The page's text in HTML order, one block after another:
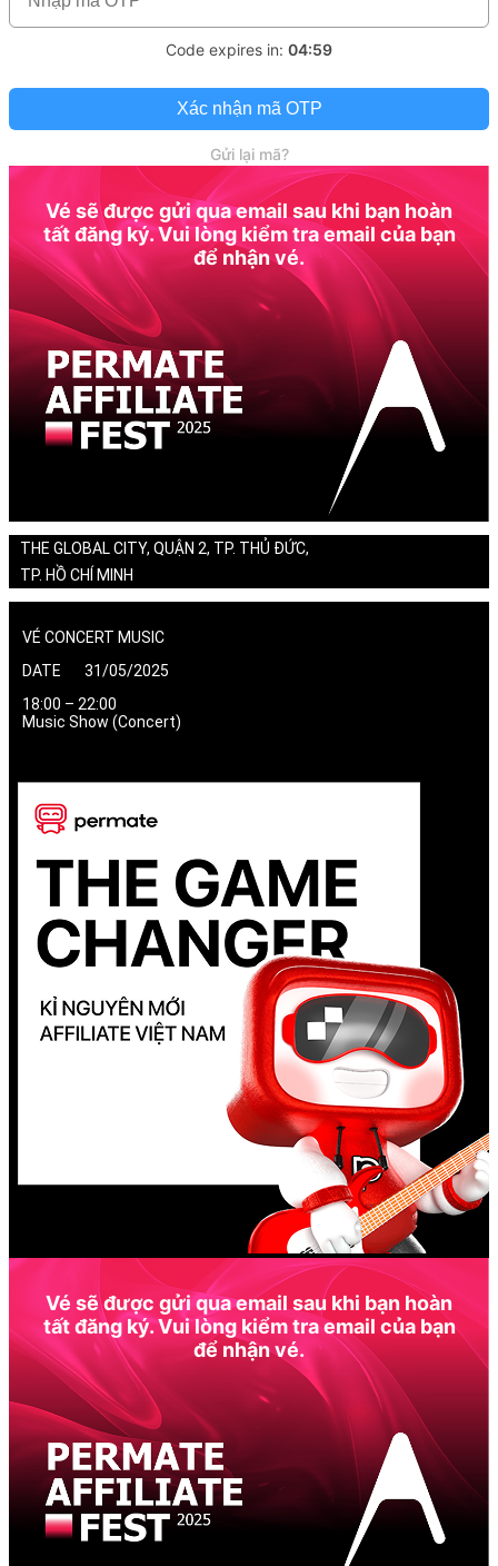
Code expires in: 04:59
Xác nhận mã OTP
Gửi lại mã?
Vé sẽ được gửi qua email sau khi bạn hoàn
tất đăng ký. Vui lòng kiểm tra email của bạn
để nhận vé.
THE GLOBAL CITY, QUẬN 2, TP. THỦ ĐỨC,
TP. HỒ CHÍ MINH
VÉ CONCERT MUSIC
DATE 31/05/2025
18:00 – 22:00
Music Show (Concert)
Vé sẽ được gửi qua email sau khi bạn hoàn
tất đăng ký. Vui lòng kiểm tra email của bạn
để nhận vé.